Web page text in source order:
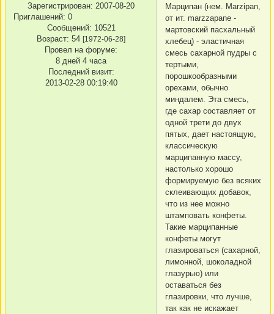
Зарегистрирован: 2007-08-20
Приглашений: 0
Сообщений: 10521
Возраст: 54 [1972-06-28]
Провел на форуме:
8 дней 4 часа
Последний визит:
2013-02-28 00:19:40
Марципан (нем. Marziрan,
от ит. marzzaрane -
мартовский пасхальный
хлебец) - эластичная
смесь сахарной пудры с
тертыми,
порошкообразными
орехами, обычно
миндалем. Эта смесь,
где сахар составляет от
одной трети до двух
пятых, дает настоящую,
классическую
марципанную массу,
настолько хорошо
формируемую без всяких
склеивающих добавок,
что из нее можно
штамповать конфеты.
Такие марципанные
конфеты могут
глазироваться (сахарной,
лимонной, шоколадной
глазурью) или
оставаться без
глазировки, что лучше,
так как не искажает